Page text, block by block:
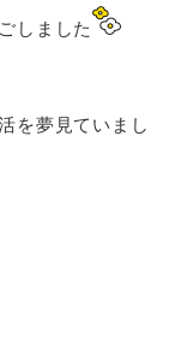
しました
を夢見ていまし